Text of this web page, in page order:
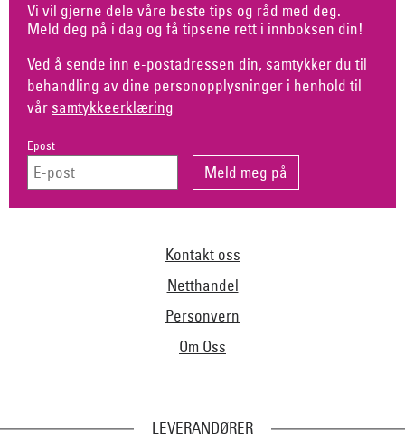
Vi vil gjerne dele våre beste tips og råd med deg.
Meld deg på i dag og få tipsene rett i innboksen din!
Ved å sende inn e-postadressen din, samtykker du til
behandling av dine personopplysninger i henhold til
vår samtykkeerklæring
Epost
Kontakt oss
Netthandel
Personvern
Om Oss
LEVERANDØRER